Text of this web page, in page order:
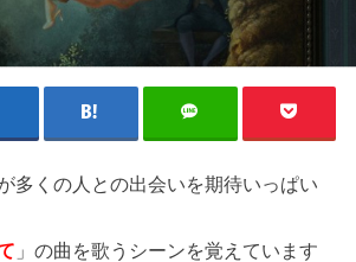
多くの人との出会いを期待いっぱい
」の曲を歌うシーンを覚えています